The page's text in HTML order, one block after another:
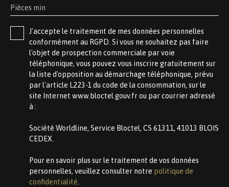
Pièces min
J'accepte le traitement de mes données personnelles
conformément au RGPD. Si vous ne souhaitez pas faire
l'objet de prospection commerciale par voie
téléphonique, vous pouvez vous inscrire gratuitement sur
la liste d'opposition au démarchage téléphonique, prévu
par l'article L223-1 du code de la consommation, sur le
site Internet www.bloctel.gouv.fr ou par courrier adressé
à :
Société Worldline, Service Bloctel, CS 61311, 41013 BLOIS
CEDEX.
Pour en savoir plus sur le traitement de vos données
personnelles, veuillez consulter notre politique de
confidentialité